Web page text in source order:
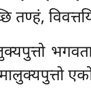
तण्हं,
एको